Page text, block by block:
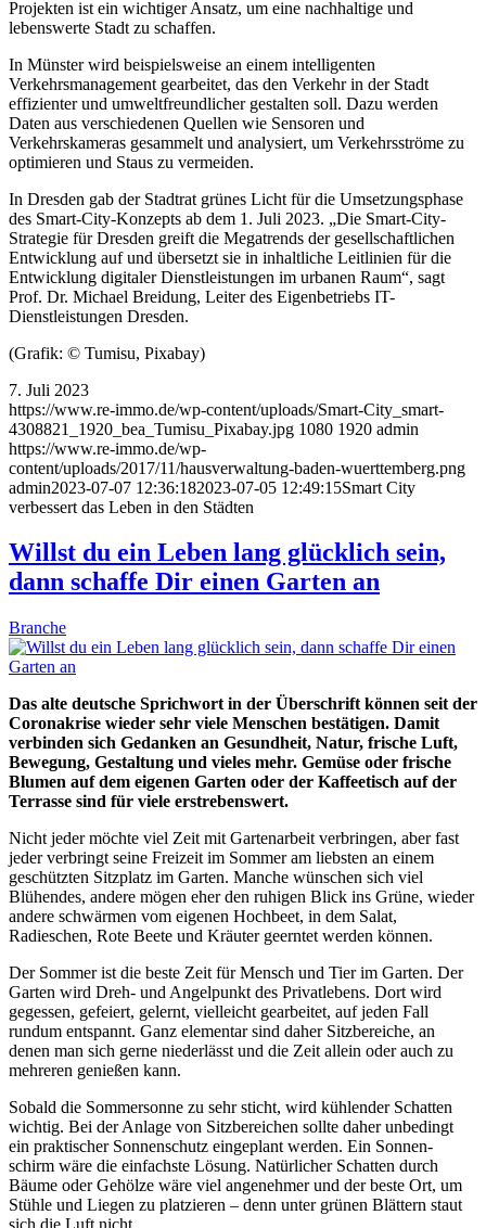
Projekten ist ein wichtiger Ansatz, um eine nachhaltige und
lebenswerte Stadt zu schaffen.
In Münster wird beispielsweise an einem intelligenten
Verkehrsmanagement gearbeitet, das den Verkehr in der Stadt
effizienter und umweltfreundlicher gestalten soll. Dazu werden
Daten aus verschiedenen Quellen wie Sensoren und
Verkehrskameras gesammelt und analysiert, um Verkehrsströme zu
optimieren und Staus zu vermeiden.
In Dresden gab der Stadtrat grünes Licht für die Umsetzungsphase
des Smart-City-Konzepts ab dem 1. Juli 2023. „Die Smart-City-
Strategie für Dresden greift die Megatrends der gesellschaftlichen
Entwicklung auf und übersetzt sie in inhaltliche Leitlinien für die
Entwicklung digitaler Dienstleistungen im urbanen Raum“, sagt
Prof. Dr. Michael Breidung, Leiter des Eigenbetriebs IT-
Dienstleistungen Dresden.
(Grafik: © Tumisu, Pixabay)
7. Juli 2023
https://www.re-immo.de/wp-content/uploads/Smart-City_smart-
4308821_1920_bea_Tumisu_Pixabay.jpg 1080 1920 admin
https://www.re-immo.de/wp-
content/uploads/2017/11/hausverwaltung-baden-wuerttemberg.png
admin2023-07-07 12:36:182023-07-05 12:49:15Smart City
verbessert das Leben in den Städten
Willst du ein Leben lang glücklich sein,
dann schaffe Dir einen Garten an
Branche
Das alte deutsche Sprichwort in der Überschrift können seit der
Coronakrise wieder sehr viele Menschen bestätigen. Damit
verbinden sich Gedanken an Gesundheit, Natur, frische Luft,
Bewegung, Gestaltung und vieles mehr. Gemüse oder frische
Blumen auf dem eigenen Garten oder der Kaffeetisch auf der
Terrasse sind für viele erstrebenswert.
Nicht jeder möchte viel Zeit mit Gartenarbeit verbringen, aber fast
jeder verbringt seine Freizeit im Sommer am liebsten an einem
geschützten Sitzplatz im Garten. Manche wünschen sich viel
Blühendes, andere mögen eher den ruhigen Blick ins Grüne, wieder
andere schwärmen vom eigenen Hochbeet, in dem Salat,
Radieschen, Rote Beete und Kräuter geerntet werden können.
Der Sommer ist die beste Zeit für Mensch und Tier im Garten. Der
Garten wird Dreh- und Angelpunkt des Privatlebens. Dort wird
gegessen, gefeiert, gelernt, vielleicht gearbeitet, auf jeden Fall
rundum entspannt. Ganz elementar sind daher Sitzbereiche, an
denen man sich gerne niederlässt und die Zeit allein oder auch zu
mehreren genießen kann.
Sobald die Sommersonne zu sehr sticht, wird kühlender Schatten
wichtig. Bei der Anlage von Sitzbereichen sollte daher unbedingt
ein praktischer Sonnenschutz eingeplant werden. Ein Sonnen-
schirm wäre die einfachste Lösung. Natürlicher Schatten durch
Bäume oder Gehölze wäre viel angenehmer und der beste Ort, um
Stühle und Liegen zu platzieren – denn unter grünen Blättern staut